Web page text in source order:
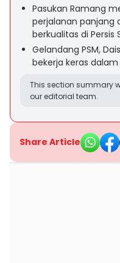
Pasukan Ramang
perjalanan panjang
berkualitas di Persis
Gelandang PSM,
bekerja keras
This section summary
our editorial team.
Share Article